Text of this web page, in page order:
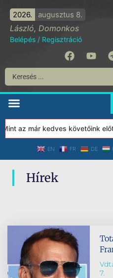
2026. augusztus 8.
László, Domonkos
Belépés / Regisztráció
az már kedves követőink
EN FR DE
Hírek
7.